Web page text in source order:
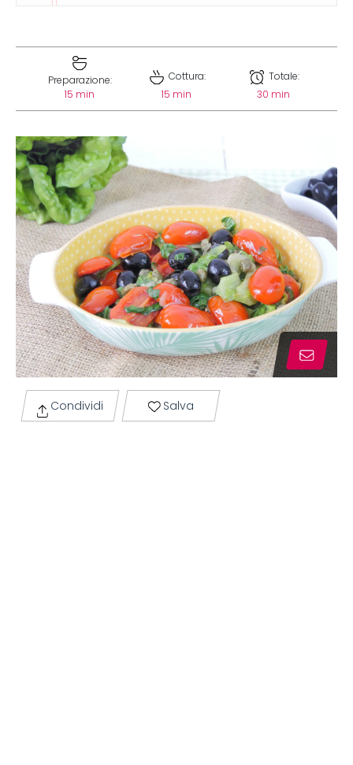
Preparazione:
15 min
Cottura:
15 min
Totale:
30 min
Condividi Salva